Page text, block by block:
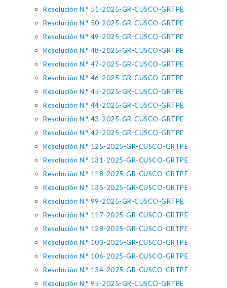
Resolución N.° 51-2025-GR-CUSCO-GRTPE
Resolución N.° 50-2025-GR-CUSCO-GRTPE
Resolución N.° 49-2025-GR-CUSCO-GRTPE
Resolución N.° 48-2025-GR-CUSCO-GRTPE
Resolución N.° 47-2025-GR-CUSCO-GRTPE
Resolución N.° 46-2025-GR-CUSCO-GRTPE
Resolución N.° 45-2025-GR-CUSCO-GRTPE
Resolución N.° 44-2025-GR-CUSCO-GRTPE
Resolución N.° 43-2025-GR-CUSCO-GRTPE
Resolución N.° 42-2025-GR-CUSCO-GRTPE
Resolución N.° 125-2025-GR-CUSCO-GRTPE
Resolución N.° 131-2025-GR-CUSCO-GRTPE
Resolución N.° 118-2025-GR-CUSCO-GRTPE
Resolución N.° 135-2025-GR-CUSCO-GRTPE
Resolución N.° 99-2025-GR-CUSCO-GRTPE
Resolución N.° 117-2025-GR-CUSCO-GRTPE
Resolución N.° 128-2025-GR-CUSCO-GRTPE
Resolución N.° 103-2025-GR-CUSCO-GRTPE
Resolución N.° 106-2025-GR-CUSCO-GRTPE
Resolución N.° 134-2025-GR-CUSCO-GRTPE
Resolución N.° 95-2025-GR-CUSCO-GRTPE